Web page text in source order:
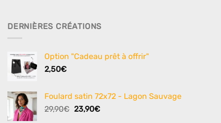
DERNIÈRES CRÉATIONS
Option "Cadeau prêt à offrir"
2,50€
Foulard satin 72x72 - Lagon Sauvage
29,90€ Le
23,90€Le